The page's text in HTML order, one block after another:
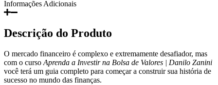
Investir
Bolsa
de
|
Danilo
Zanini
quantidade
Informações Adicionais
Descrição do Produto
O mercado financeiro é complexo e extremamente desafiador, mas
com o curso Aprenda a Investir na Bolsa de Valores | Danilo Zanini
você terá um guia completo para começar a construir sua história de
sucesso no mundo das finanças.